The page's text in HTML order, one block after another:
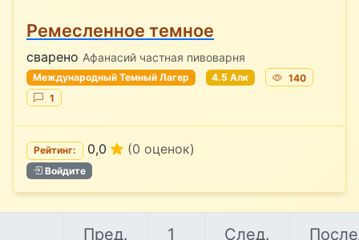
Ремесленное темное
сварено Афанасий частная пивоварня
Международный Темный Лагер 4.5 Алк
140
1
Рейтинг: 0,0 (0 оценок)
Войдите
Пред. 1 След.